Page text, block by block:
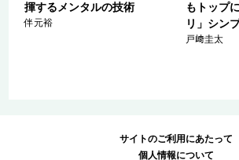
揮するメンタルの技術
伴元裕
もトップ
リ」シン
戸﨑圭太
サイトのご利用にあたって
個人情報について